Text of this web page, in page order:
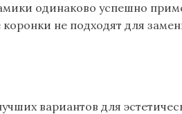
одинаково успешно
не подходят для
вариантов для